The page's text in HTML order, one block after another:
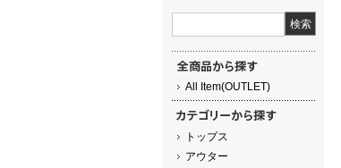
All Item(OUTLET)
トップス
アウター